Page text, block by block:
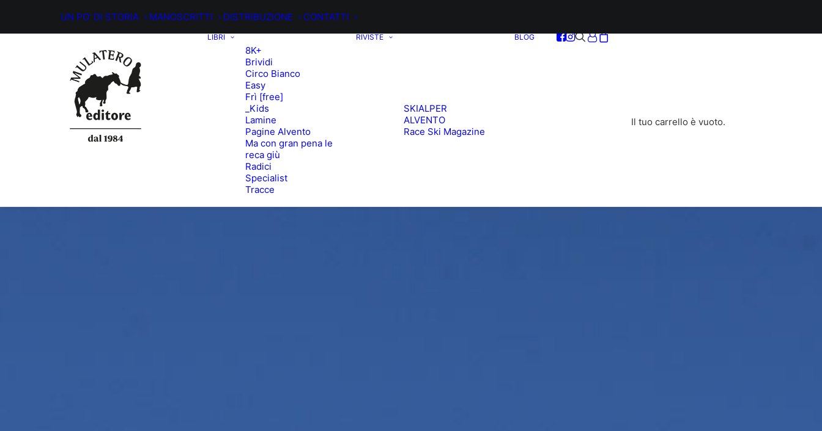
UN PO’ DI STORIA MANOSCRITTI DISTRIBUZIONE CONTATTI
LIBRI
8K+
Brividi
Circo Bianco
Easy
Frì [free]
_Kids
Lamine
Pagine Alvento
Ma con gran pena le
reca giù
Radici
Specialist
Tracce
RIVISTE
SKIALPER
ALVENTO
Race Ski Magazine
BLOG
Il tuo carrello è vuoto.